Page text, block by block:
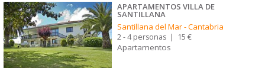
APARTAMENTOS VILLA DE
SANTILLANA
Santillana del Mar-Cantabria
2 - 4 personas | 15 €
Apartamentos